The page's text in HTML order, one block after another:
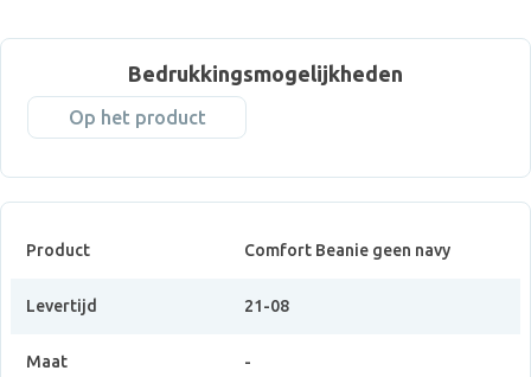
Bedrukkingsmogelijkheden
Op het product
Product Comfort Beanie geen navy
Levertijd 21-08
Maat -